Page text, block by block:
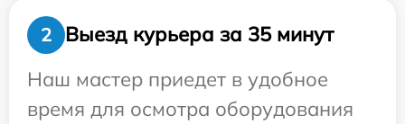
2
Выезд курьера за 35 минут
Наш мастер приедет в удобное
время для осмотра оборудования